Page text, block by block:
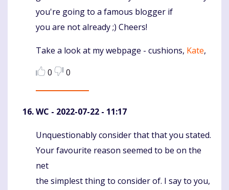
you're going to a famous blogger if
you are not already ;) Cheers!
Take a look at my webpage - cushions, Kate,
0
0
WC - 2022-07-22 - 11:17
Komentaras
Unquestionably consider that that you stated.
Your favourite reason seemed to be on the
net
the simplest thing to consider of. I say to you,